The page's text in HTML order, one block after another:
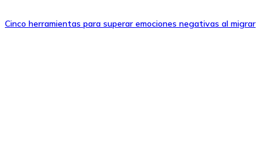
Cinco herramientas para superar emociones negativas al migrar